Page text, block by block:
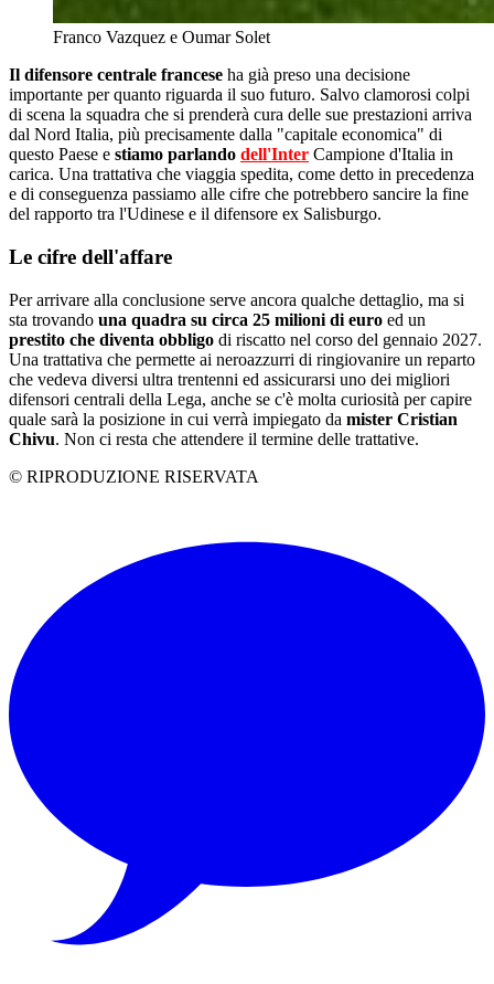
Franco Vazquez e Oumar Solet
Il difensore centrale francese ha già preso una decisione
importante per quanto riguarda il suo futuro. Salvo clamorosi colpi
di scena la squadra che si prenderà cura delle sue prestazioni arriva
dal Nord Italia, più precisamente dalla "capitale economica" di
questo Paese e stiamo parlando dell'Inter Campione d'Italia in
carica. Una trattativa che viaggia spedita, come detto in precedenza
e di conseguenza passiamo alle cifre che potrebbero sancire la fine
del rapporto tra l'Udinese e il difensore ex Salisburgo.
Le cifre dell'affare
Per arrivare alla conclusione serve ancora qualche dettaglio, ma si
sta trovando una quadra su circa 25 milioni di euro ed un
prestito che diventa obbligo di riscatto nel corso del gennaio 2027.
Una trattativa che permette ai neroazzurri di ringiovanire un reparto
che vedeva diversi ultra trentenni ed assicurarsi uno dei migliori
difensori centrali della Lega, anche se c'è molta curiosità per capire
quale sarà la posizione in cui verrà impiegato da mister Cristian
Chivu. Non ci resta che attendere il termine delle trattative.
© RIPRODUZIONE RISERVATA